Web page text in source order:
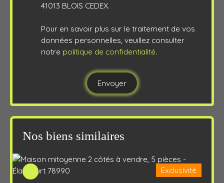
41013 BLOIS CEDEX.
Pour en savoir plus sur le traitement de vos
données personnelles, veuillez consulter
notre politique de confidentialité.
Envoyer
Nos biens similaires
Exclusivité